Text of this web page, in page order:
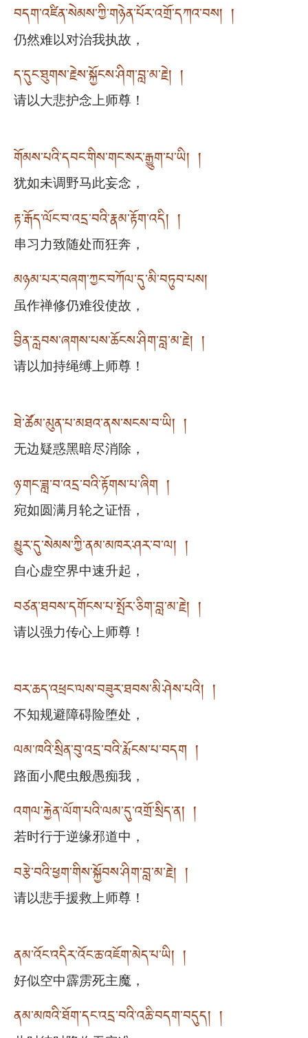
བདག་འཛིན་སེམས་ཀྱི་གཉེན་པོར་འགྲོ་དཀའ་བས། །
仍然难以对治我执故，
ད་དུང་ཐུགས་རྗེས་སྐྱོངས་ཤིག་བླ་མ་རྗེ། །
请以大悲护念上师尊！
གོམས་པའི་དབང་གིས་གང་སར་རྒྱུག་པ་ཡི། །
犹如未调野马此妄念，
རྟ་རྒོད་ལོང་བ་འདྲ་བའི་རྣམ་རྟོག་འདི། །
串习力致随处而狂奔，
མཉམ་པར་བཞག་ཀྱང་བཀོལ་དུ་མི་བཏུབ་པས།
虽作禅修仍难役使故，
བྱིན་རླབས་ཞགས་པས་ཆོངས་ཤིག་བླ་མ་རྗེ། །
请以加持绳缚上师尊！
ཐེ་ཚོམ་མུན་པ་མཐའ་ནས་སངས་བ་ཡི། །
无边疑惑黑暗尽消除，
ཉ་གང་ཟླ་བ་འདྲ་བའི་རྟོགས་པ་ཞིག །
宛如圆满月轮之证悟，
མྱུར་དུ་སེམས་ཀྱི་ནམ་མཁར་ཤར་བ་ལ། །
自心虚空界中速升起，
བཙན་ཐབས་དགོངས་པ་སྤོར་ཅིག་བླ་མ་རྗེ། །
请以强力传心上师尊！
བར་ཆད་འཕྲང་ལས་བཟུར་ཐབས་མི་ཤེས་པའི། །
不知规避障碍险堕处，
ལམ་ཁའི་སྲིན་བུ་འདྲ་བའི་རྨོངས་པ་བདག །
路面小爬虫般愚痴我，
འགལ་རྐྱེན་ལོག་པའི་ལམ་དུ་འགྲོ་སྲིད་ན། །
若时行于逆缘邪道中，
བརྩེ་བའི་ཕྱག་གིས་སྐྱོབས་ཤིག་བླ་མ་རྗེ། །
请以悲手援救上师尊！
ནམ་འོང་འདིར་འོང་ཆ་འཇོག་མེད་པ་ཡི། །
好似空中霹雳死主魔，
ནམ་མཁའི་ཐོག་དང་འདྲ་བའི་འཆི་བདག་བདུད། །